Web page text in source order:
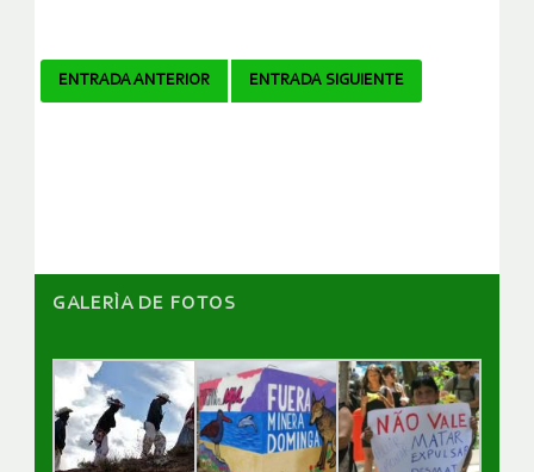
Navegador
ENTRADA ANTERIOR ENTRADA SIGUIENTE
GALERÌA DE FOTOS